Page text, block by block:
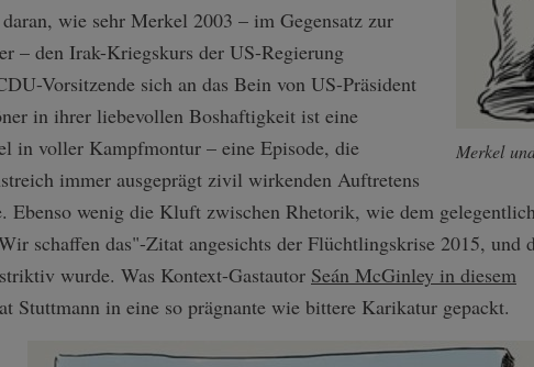
Merkel
wie sehr Merkel 2003 – im Gegensatz zur
– den Irak-Kriegskurs der US-Regierung
Vorsitzende sich an das Bein von US-Präsident
in ihrer liebevollen Boshaftigkeit ist eine
in voller Kampfmontur – eine Episode, die
immer ausgeprägt zivil wirkenden Auftretens
Ebenso wenig die Kluft zwischen Rhetorik, wie dem
schaffen das"-Zitat angesichts der Flüchtlingskrise 2015, und
wurde. Was Kontext-Gastautor Seán McGinley in diesem
Stuttmann in eine so prägnante wie bittere Karikatur gepackt.